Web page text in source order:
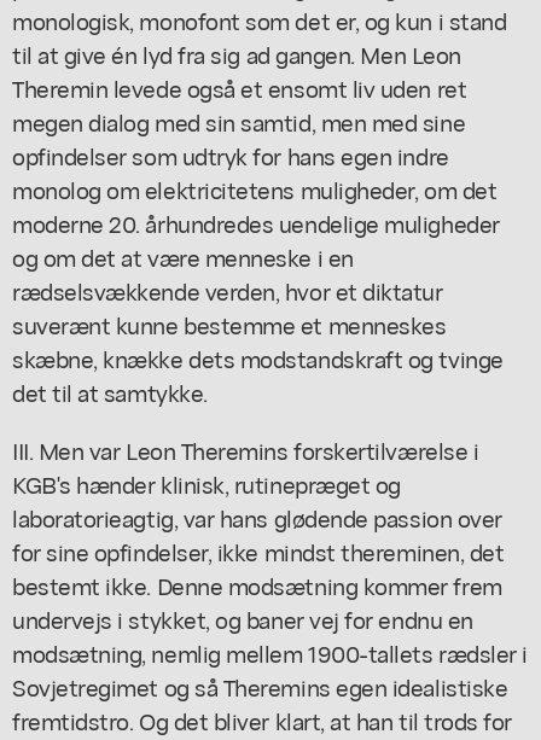
monologisk, monofont som det er, og kun i stand
til at give én lyd fra sig ad gangen. Men Leon
Theremin levede også et ensomt liv uden ret
megen dialog med sin samtid, men med sine
opfindelser som udtryk for hans egen indre
monolog om elektricitetens muligheder, om det
moderne 20. århundredes uendelige muligheder
og om det at være menneske i en
rædselsvækkende verden, hvor et diktatur
suverænt kunne bestemme et menneskes
skæbne, knække dets modstandskraft og tvinge
det til at samtykke.
III. Men var Leon Theremins forskertilværelse i
KGB's hænder klinisk, rutinepræget og
laboratorieagtig, var hans glødende passion over
for sine opfindelser, ikke mindst thereminen, det
bestemt ikke. Denne modsætning kommer frem
undervejs i stykket, og baner vej for endnu en
modsætning, nemlig mellem 1900-tallets rædsler i
Sovjetregimet og så Theremins egen idealistiske
fremtidstro. Og det bliver klart, at han til trods for